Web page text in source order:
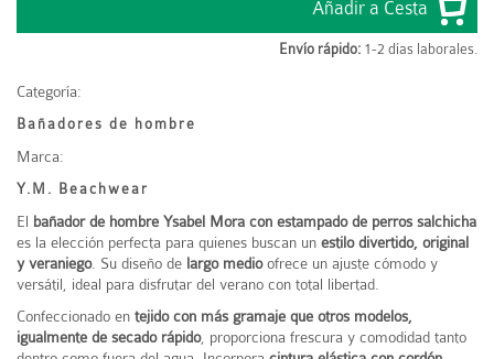
Envío rápido: 1-2 días laborales.
Categoría:
Bañadores de hombre
Marca:
Y.M. Beachwear
El bañador de hombre Ysabel Mora con estampado de perros salchicha
es la elección perfecta para quienes buscan un estilo divertido, original
y veraniego. Su diseño de largo medioofrece un ajuste cómodo y
versátil, ideal para disfrutar del verano con total libertad.
Confeccionado en tejido con más gramaje que otros modelos,
igualmente de secado rápido, proporciona frescura y comodidad tanto